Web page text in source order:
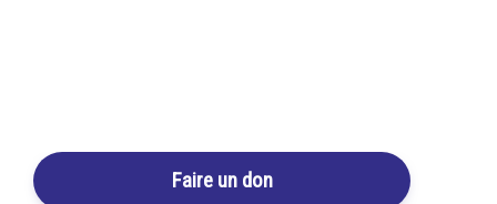
Faire un don
Nous entrons alors dans un profond tunnel...
Dès le début du traitement de Suzanne, nous décidons de